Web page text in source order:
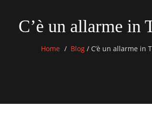
C’è un allarme in
Home Blog / C’è un allarme in